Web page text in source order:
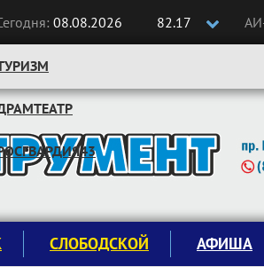
08.08.2026 82.17
СЛОБОДСКОЙ АФИША